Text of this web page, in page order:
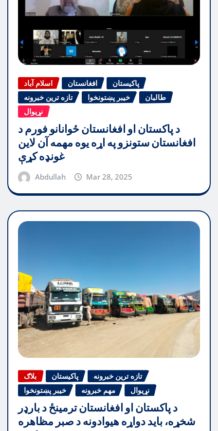
اسلام آباد افغانستان
پاکیستان
تازه ترین خبرونه
خیبر پښتونخوا
طالبان
نړیوال
د پاکستان او افغانستان ځوانانو فورم د
افغانستان ستونزو په اړه یوه مهمه آن لاین
غونډه کړې
Abdullah Mar 28, 2025
بلاګ پاکیستان
تازه ترین خبرونه
خیبر پښتونخوا
مهم خبرونه نړیوال
د پاکستان او افغانستان ترمینځ د بارډر
شخړه، باید دواړه هیوادونه د صبر مظاهره